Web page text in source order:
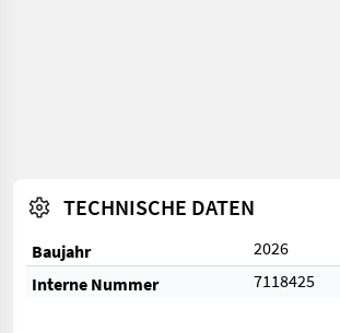
TECHNISCHE DATEN
Baujahr
2026
Interne Nummer
7118425